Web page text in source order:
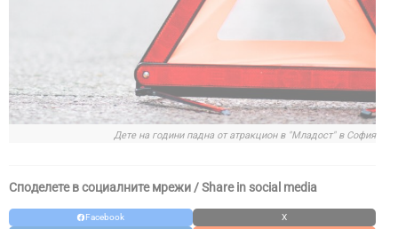
Дете на години падна от атракцион в "Младост" в София
Споделете в социалните мрежи / Share in social media
Facebook
X